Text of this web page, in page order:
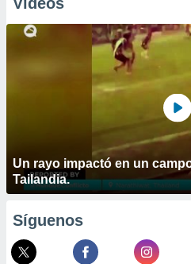
Un rayo impactó en un
Tailandia.
Síguenos